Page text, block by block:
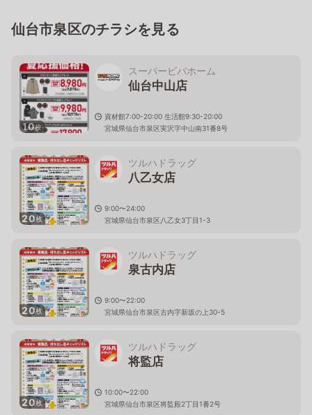
仙台市泉区のチラシを見る
10枚
スーパービバホーム
仙台中山店
資材館7:00-20:00 生活館9:30-20:00
宮城県仙台市泉区実沢字中山南31番8号
20枚
ツルハドラッグ
八乙女店
9:00〜24:00
宮城県仙台市泉区八乙女3丁目1-3
20枚
ツルハドラッグ
泉古内店
9:00〜22:00
宮城県仙台市泉区古内字新坂の上30-5
20枚
ツルハドラッグ
将監店
10:00〜22:00
宮城県仙台市泉区将監殿2丁目1番2号